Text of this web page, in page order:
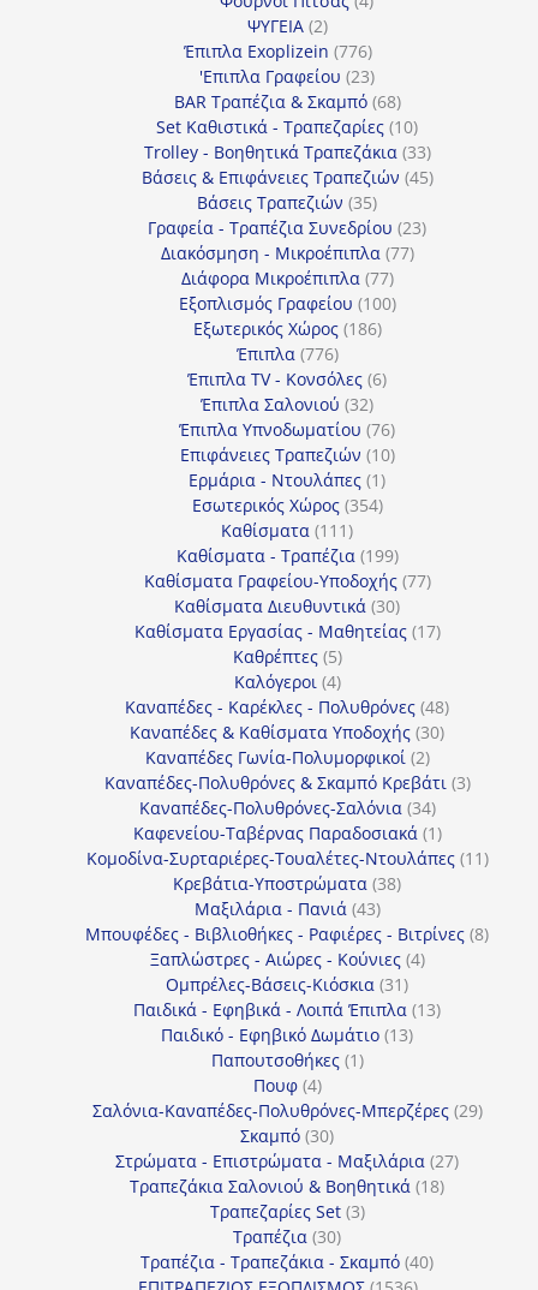
ΨΥΓΕΙΑ 22
προϊόντα
Έπιπλα Exoplizein 776776
προϊόντα
'Επιπλα Γραφείου 2323
προϊόντα
BAR Τραπέζια & Σκαμπό 6868
προϊόντα
Set Καθιστικά - Τραπεζαρίες 1010
προϊόντα
Trolley - Βοηθητικά Τραπεζάκια 3333
προϊόντα
Βάσεις & Επιφάνειες Τραπεζιών 4545
Βάσεις Τραπεζιών 3535
προϊόντα
Γραφεία - Τραπέζια Συνεδρίου 2323
Διακόσμηση - Μικροέπιπλα 7777
Διάφορα Μικροέπιπλα 7777
προϊόντα
Εξοπλισμός Γραφείου 100100
Εξωτερικός Χώρος 186186
Έπιπλα 776776
προϊόντα
Έπιπλα TV - Κονσόλες 66
Έπιπλα Σαλονιού 3232
προϊόντα
Έπιπλα Υπνοδωματίου 7676
προϊόντα
Επιφάνειες Τραπεζιών 1010
Ερμάρια - Ντουλάπες 11
προϊόν
Εσωτερικός Χώρος 354354
Καθίσματα 111111
προϊόντα
Καθίσματα - Τραπέζια 199199
προϊόντα
Καθίσματα Γραφείου-Υποδοχής 7777
Καθίσματα Διευθυντικά 3030
προϊόντα
Καθίσματα Εργασίας - Μαθητείας 1717
Καθρέπτες 55
προϊόντα
Καλόγεροι 44
προϊόντα
Καναπέδες - Καρέκλες - Πολυθρόνες 4848
προϊόντα
Καναπέδες & Καθίσματα Υποδοχής 3030
Καναπέδες Γωνία-Πολυμορφικοί 22
προϊόντα
Καναπέδες-Πολυθρόνες & Σκαμπό Κρεβάτι 33
Καναπέδες-Πολυθρόνες-Σαλόνια 3434
προϊόντα
Καφενείου-Ταβέρνας Παραδοσιακά 11
προϊόν
Κομοδίνα-Συρταριέρες-Τουαλέτες-Ντουλάπες 1111
Κρεβάτια-Υποστρώματα 3838
Μαξιλάρια - Πανιά 4343
προϊόντα
Μπουφέδες - Βιβλιοθήκες - Ραφιέρες - Βιτρίνες 88
Ξαπλώστρες - Αιώρες - Κούνιες 44
Ομπρέλες-Βάσεις-Κιόσκια 3131
προϊόντα
Παιδικά - Εφηβικά - Λοιπά Έπιπλα 1313
Παιδικό - Εφηβικό Δωμάτιο 1313
Παπουτσοθήκες 11
Πουφ 44
προϊόντα
Σαλόνια-Καναπέδες-Πολυθρόνες-Μπερζέρες 2929
Σκαμπό 3030
προϊόντα
Στρώματα - Επιστρώματα - Μαξιλάρια 2727
Τραπεζάκια Σαλονιού & Βοηθητικά 1818
Τραπεζαρίες Set 33
Τραπέζια 3030
προϊόντα
Τραπέζια - Τραπεζάκια - Σκαμπό 4040
1536